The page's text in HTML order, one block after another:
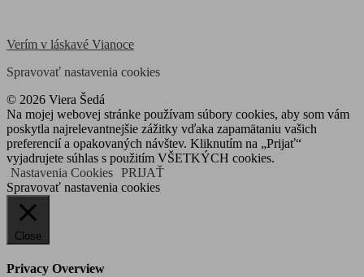
Navigácia
v
článku
Verím v láskavé Vianoce
Spravovať nastavenia cookies
© 2026 Viera Šedá
Na mojej webovej stránke používam súbory cookies, aby som vám
poskytla najrelevantnejšie zážitky vďaka zapamätaniu vašich
preferencií a opakovaných návštev. Kliknutím na „Prijať“
vyjadrujete súhlas s použitím VŠETKÝCH cookies.
Nastavenia Cookies PRIJAŤ
Spravovať nastavenia cookies
Close
Privacy Overview